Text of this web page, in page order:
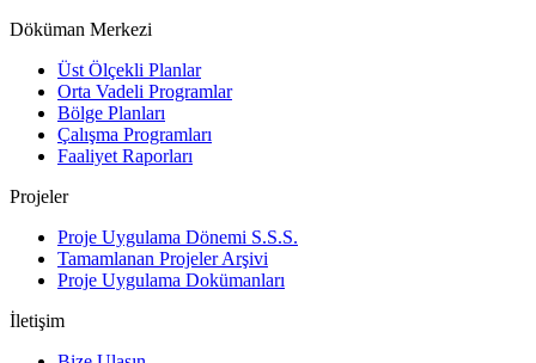
Döküman Merkezi
Üst Ölçekli Planlar
Orta Vadeli Programlar
Bölge Planları
Çalışma Programları
Faaliyet Raporları
Projeler
Proje Uygulama Dönemi S.S.S.
Tamamlanan Projeler Arşivi
Proje Uygulama Dokümanları
İletişim